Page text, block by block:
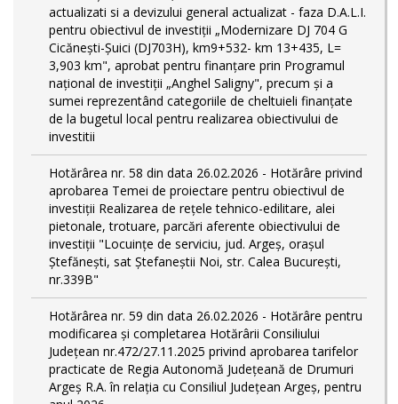
actualizati si a devizului general actualizat - faza D.A.L.I.
pentru obiectivul de investiţii „Modernizare DJ 704 G
Cicănești-Șuici (DJ703H), km9+532- km 13+435, L=
3,903 km", aprobat pentru finanțare prin Programul
național de investiții „Anghel Saligny", precum și a
sumei reprezentând categoriile de cheltuieli finanțate
de la bugetul local pentru realizarea obiectivului de
investitii
Hotărârea nr. 58 din data 26.02.2026 - Hotărâre privind
aprobarea Temei de proiectare pentru obiectivul de
investiţii Realizarea de reţele tehnico-edilitare, alei
pietonale, trotuare, parcări aferente obiectivului de
investiţii "Locuințe de serviciu, jud. Argeş, oraşul
Ştefăneşti, sat Ştefaneştii Noi, str. Calea Bucureşti,
nr.339B"
Hotărârea nr. 59 din data 26.02.2026 - Hotărâre pentru
modificarea și completarea Hotărârii Consiliului
Județean nr.472/27.11.2025 privind aprobarea tarifelor
practicate de Regia Autonomă Județeană de Drumuri
Argeș R.A. în relația cu Consiliul Județean Argeș, pentru